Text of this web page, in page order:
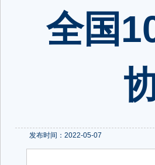
全国
发布时间：2022-05-07